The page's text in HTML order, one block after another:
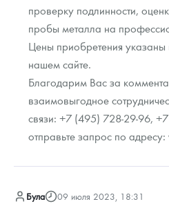
проверку подлинности,
пробы металла на
Цены приобретения указаны
нашем сайте.
Благодарим Вас за
взаимовыгодное
связи: +7 (495) 728-29-96,
отправьте запрос по
Була 09 июля 2023, 18:31